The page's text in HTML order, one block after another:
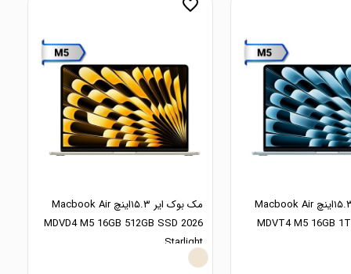
مک بوک ایر ۱۵.۳اینچ Macbook Air
MDVT4 M5 16GB
favorite_border
مک بوک ایر ۱۵.۳اینچ Macbook Air
MDVD4 M5 16GB 512GB SSD 2026
Starlight